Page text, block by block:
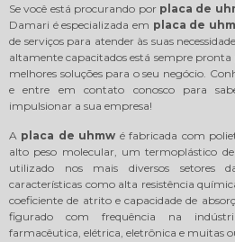
Se você está procurando por placa de
Damari é especializada em placa de
de serviços para atender às suas
altamente capacitados está sempre
melhores soluções para o seu negócio.
e entre em contato conosco para
impulsionar a sua empresa!
A placa de uhmw é fabricada com
alto peso molecular, um termoplástico
utilizado nos mais diversos setores
características como alta resistência
coeficiente de atrito e capacidade de
figurado com frequência na
farmacêutica, elétrica, eletrônica e muitas